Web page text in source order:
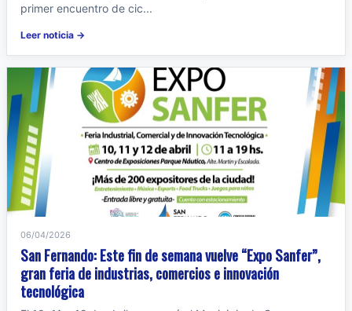
primer encuentro de cic...
Leer noticia →
06/04/2026
San Fernando: Este fin de semana vuelve “Expo Sanfer”,
gran feria de industrias, comercios e innovación
tecnológica